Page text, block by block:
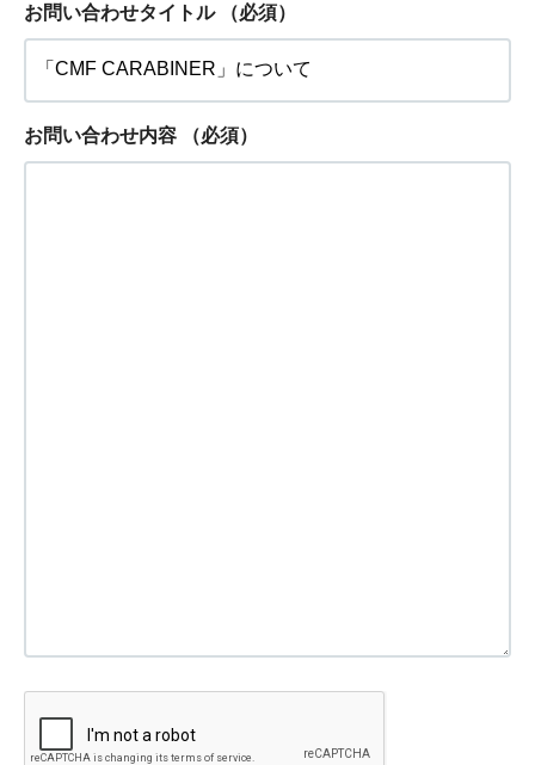
お問い合わせタイトル （必須）
お問い合わせ内容 （必須）